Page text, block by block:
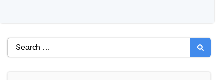
Search